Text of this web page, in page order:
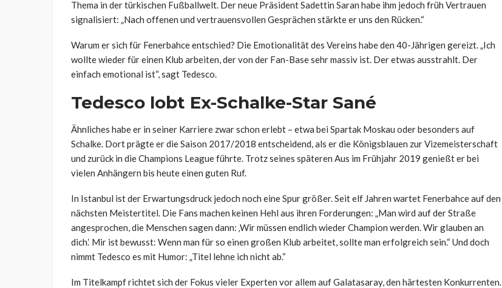
Thema in der türkischen Fußballwelt. Der neue Präsident Sadettin Saran habe ihm jedoch früh Vertrauen
signalisiert: „Nach offenen und vertrauensvollen Gesprächen stärkte er uns den Rücken.“
Warum er sich für Fenerbahce entschied? Die Emotionalität des Vereins habe den 40-Jährigen gereizt. „Ich
wollte wieder für einen Klub arbeiten, der von der Fan-Base sehr massiv ist. Der etwas ausstrahlt. Der
einfach emotional ist“, sagt Tedesco.
Tedesco lobt Ex-Schalke-Star Sané
Ähnliches habe er in seiner Karriere zwar schon erlebt – etwa bei Spartak Moskau oder besonders auf
Schalke. Dort prägte er die Saison 2017/2018 entscheidend, als er die Königsblauen zur Vizemeisterschaft
und zurück in die Champions League führte. Trotz seines späteren Aus im Frühjahr 2019 genießt er bei
vielen Anhängern bis heute einen guten Ruf.
In Istanbul ist der Erwartungsdruck jedoch noch eine Spur größer. Seit elf Jahren wartet Fenerbahce auf den
nächsten Meistertitel. Die Fans machen keinen Hehl aus ihren Forderungen: „Man wird auf der Straße
angesprochen, die Menschen sagen dann: ‚Wir müssen endlich wieder Champion werden. Wir glauben an
dich.‘ Mir ist bewusst: Wenn man für so einen großen Klub arbeitet, sollte man erfolgreich sein.“ Und doch
nimmt Tedesco es mit Humor: „Titel lehne ich nicht ab.“
Im Titelkampf richtet sich der Fokus vieler Experten vor allem auf Galatasaray, den härtesten Konkurrenten.